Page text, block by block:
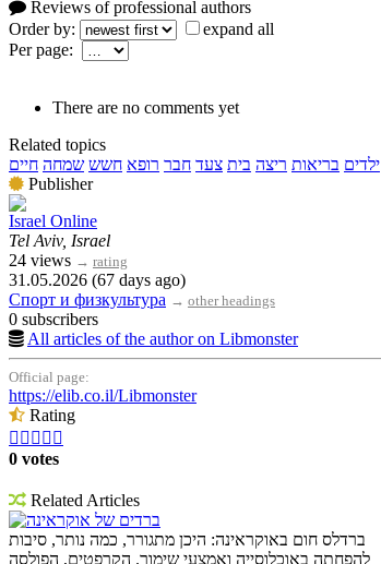
Reviews of professional authors
Order by:
expand all
Per page:
There are no comments yet
Related topics
ילדים בריאות ריצה בית צעד חבר רופא חשש שמחה חיים
Publisher
Israel Online
Tel Aviv, Israel
24 views → rating
31.05.2026 (67 days ago)
Спорт и физкультура → other headings
0 subscribers
All articles of the author on Libmonster
Official page:
https://elib.co.il/Libmonster
Rating
    
0 votes
Related Articles
ברדים של אוקראינה
ברדלס חום באוקראינה: היכן מתגורר, כמה נותר, סיבות
להפחתה באוכלוסייה ואמצעי שימור. הקרפטים, הפולסה